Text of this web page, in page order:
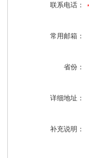
联系电话：
常用邮箱：
省份：
详细地址：
补充说明：